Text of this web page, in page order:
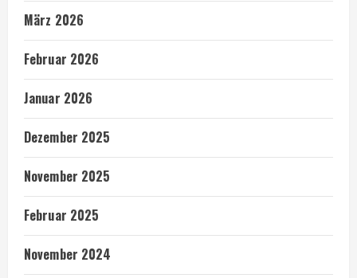
März 2026
Februar 2026
Januar 2026
Dezember 2025
November 2025
Februar 2025
November 2024